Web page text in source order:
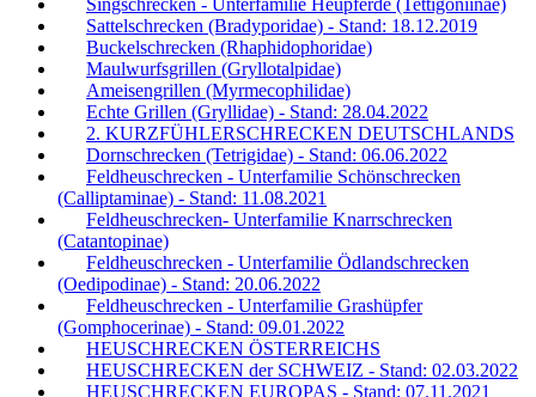
Singschrecken - Unterfamilie Heupferde (Tettigoniinae)
Sattelschrecken (Bradyporidae) - Stand: 18.12.2019
Buckelschrecken (Rhaphidophoridae)
Maulwurfsgrillen (Gryllotalpidae)
Ameisengrillen (Myrmecophilidae)
Echte Grillen (Gryllidae) - Stand: 28.04.2022
2. KURZFÜHLERSCHRECKEN DEUTSCHLANDS
Dornschrecken (Tetrigidae) - Stand: 06.06.2022
Feldheuschrecken - Unterfamilie Schönschrecken
(Calliptaminae) - Stand: 11.08.2021
Feldheuschrecken- Unterfamilie Knarrschrecken
(Catantopinae)
Feldheuschrecken - Unterfamilie Ödlandschrecken
(Oedipodinae) - Stand: 20.06.2022
Feldheuschrecken - Unterfamilie Grashüpfer
(Gomphocerinae) - Stand: 09.01.2022
HEUSCHRECKEN ÖSTERREICHS
HEUSCHRECKEN der SCHWEIZ - Stand: 02.03.2022
HEUSCHRECKEN EUROPAS - Stand: 07.11.2021